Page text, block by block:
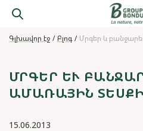
Գլխավոր էջ Բլոգ Մրգեր և
ՄՐԳԵՐ ԵՒ
ՄԱՌԱՅԻՆ ՏԵՍՔԻ
15.06.2013